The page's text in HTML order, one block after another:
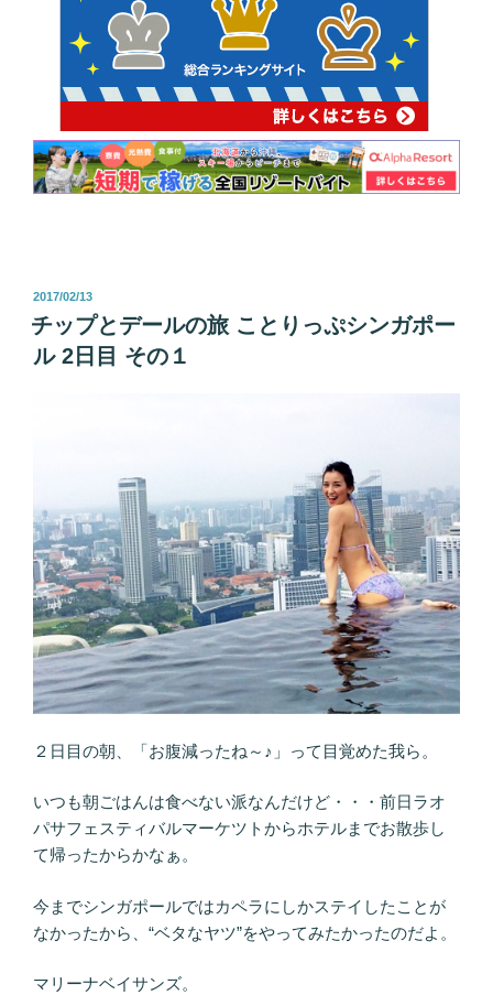
投
稿
日:
2017/02/13
チップとデールの旅 ことりっぷシンガポー
ル 2日目 その１
２日目の朝、「お腹減ったね～♪」って目覚めた我ら。
いつも朝ごはんは食べない派なんだけど・・・前日ラオ
パサフェスティバルマーケツトからホテルまでお散歩し
て帰ったからかなぁ。
今までシンガポールではカペラにしかステイしたことが
なかったから、“ベタなヤツ”をやってみたかったのだよ。
マリーナベイサンズ。